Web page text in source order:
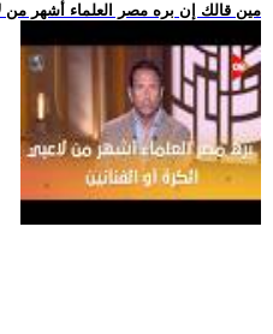
.. مين قالك إن بره مصر العلماء أشهر من